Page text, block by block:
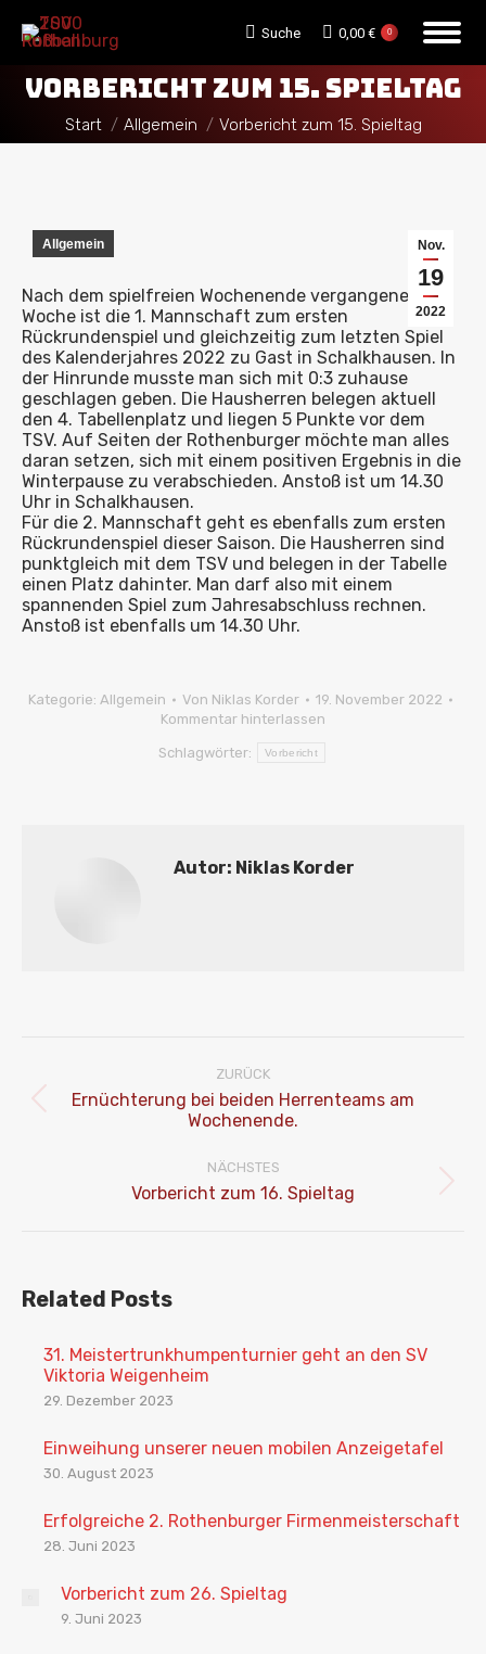
Search:
Suche 0,00 € 0
VORBERICHT ZUM 15. SPIELTAG
Sie befinden sich hier:
Start Allgemein Vorbericht zum 15. Spieltag
Nov.
19
2022
Allgemein
Nach dem spielfreien Wochenende vergangene
Woche ist die 1. Mannschaft zum ersten
Rückrundenspiel und gleichzeitig zum letzten Spiel
des Kalenderjahres 2022 zu Gast in Schalkhausen. In
der Hinrunde musste man sich mit 0:3 zuhause
geschlagen geben. Die Hausherren belegen aktuell
den 4. Tabellenplatz und liegen 5 Punkte vor dem
TSV. Auf Seiten der Rothenburger möchte man alles
daran setzen, sich mit einem positiven Ergebnis in die
Winterpause zu verabschieden. Anstoß ist um 14.30
Uhr in Schalkhausen.
Für die 2. Mannschaft geht es ebenfalls zum ersten
Rückrundenspiel dieser Saison. Die Hausherren sind
punktgleich mit dem TSV und belegen in der Tabelle
einen Platz dahinter. Man darf also mit einem
spannenden Spiel zum Jahresabschluss rechnen.
Anstoß ist ebenfalls um 14.30 Uhr.
Kategorie: Allgemein Von Niklas Korder
19. November 2022
Kommentar hinterlassen
Schlagwörter: Vorbericht
Autor: Niklas Korder
ZURÜCK
Vorheriger
Beitrag:
Ernüchterung bei beiden Herrenteams am
Wochenende.
NÄCHSTES
Nächster
Vorbericht zum 16. Spieltag
Related Posts
31. Meistertrunkhumpenturnier geht an den SV
Viktoria Weigenheim
29. Dezember 2023
Einweihung unserer neuen mobilen Anzeigetafel
30. August 2023
Erfolgreiche 2. Rothenburger Firmenmeisterschaft
28. Juni 2023
Vorbericht zum 26. Spieltag
9. Juni 2023